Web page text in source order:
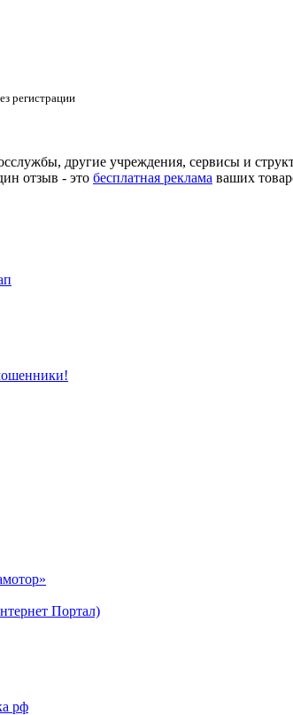
регистрации
другие учреждения, сервисы и
отзыв - это бесплатная реклама ваших
Портал)
рф